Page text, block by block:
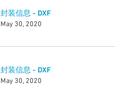
封装信息 - DXF
May 30, 2020
封装信息 - DXF
May 30, 2020